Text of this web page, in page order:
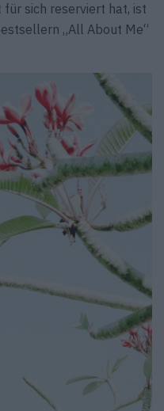
sich reserviert hat, ist
„All About Me“